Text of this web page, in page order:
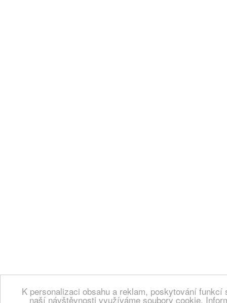
K personalizaci obsahu a reklam, poskytování
naší návštěvnosti využíváme soubory cookie.